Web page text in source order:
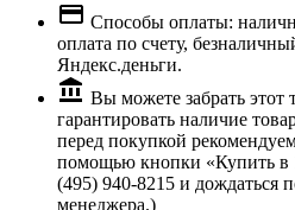
Способы оплаты:
оплата по счету,
Яндекс.деньги.
Вы можете забрать этот
гарантировать наличие
перед покупкой
помощью кнопки «Купить в
(495) 940-8215 и дождаться
менеджера.)